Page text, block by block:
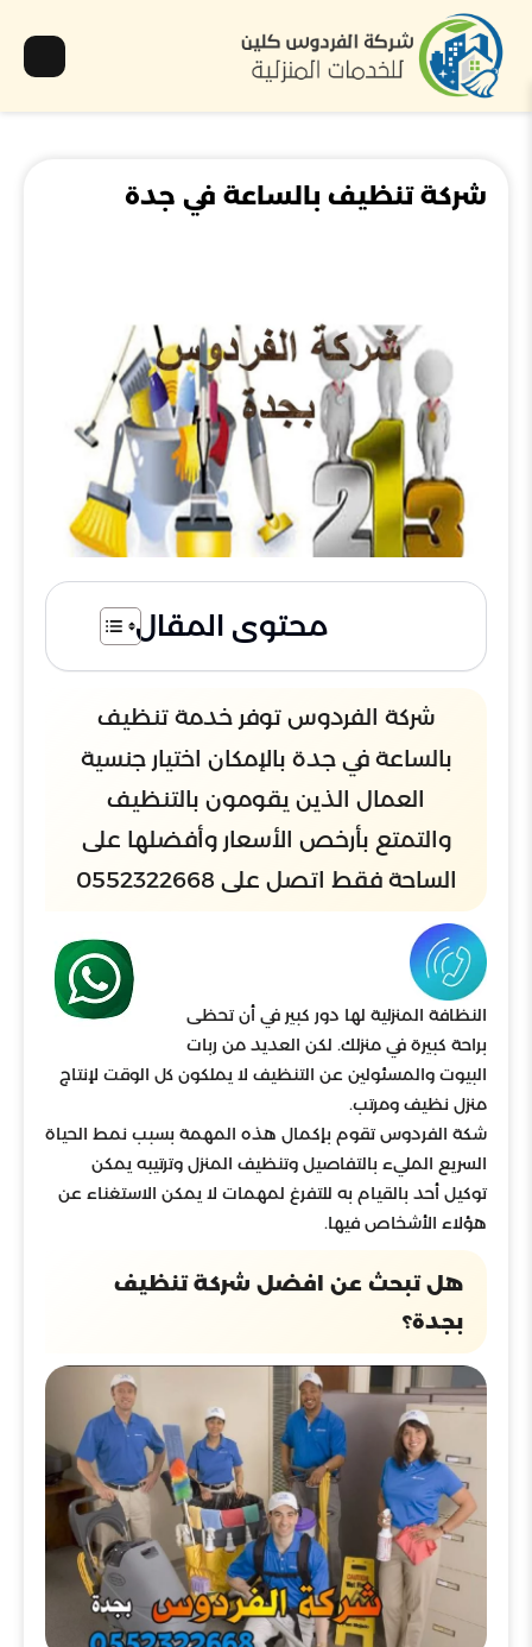
شركة تنظيف بالساعة في جدة
محتوى المقال
شركة الفردوس توفر خدمة تنظيف
بالساعة في جدة بالإمكان اختيار جنسية
العمال الذين يقومون بالتنظيف
والتمتع بأرخص الأسعار وأفضلها على
الساحة فقط اتصل على 0552322668
النظافة المنزلية لها دور كبير في أن تحظى
براحة كبيرة في منزلك. لكن العديد من ربات
البيوت والمسئولين عن التنظيف لا يملكون كل الوقت لإنتاج
منزل نظيف ومرتب.
شكة الفردوس تقوم بإكمال هذه المهمة بسبب نمط الحياة
السريع المليء بالتفاصيل وتنظيف المنزل وترتيبه يمكن
توكيل أحد بالقيام به للتفرغ لمهمات لا يمكن الاستغناء عن
هؤلاء الأشخاص فيها.
هل تبحث عن افضل شركة تنظيف
بجدة؟